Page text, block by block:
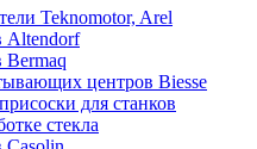
Teknomotor, Arel
Altendorf
Bermaq
центров Biesse
для станков
стекла